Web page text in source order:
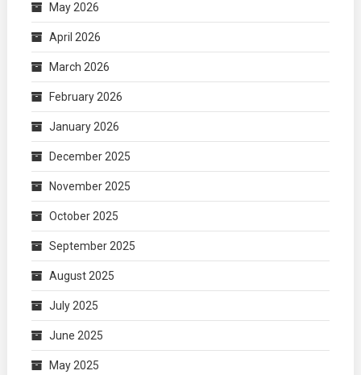
May 2026
April 2026
March 2026
February 2026
January 2026
December 2025
November 2025
October 2025
September 2025
August 2025
July 2025
June 2025
May 2025